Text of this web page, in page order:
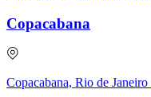
Copacabana
Copacabana, Rio de Janeiro